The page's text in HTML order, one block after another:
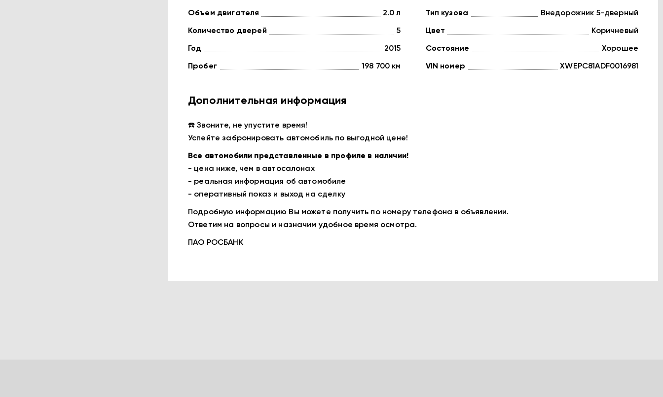
Объем двигателя 2.0 л
Количество дверей 5
Год 2015
Пробег 198 700 км
Тип кузова Внедорожник 5-дверный
Цвет Коричневый
Состояние Хорошее
VIN номер XWEPC81ADF0016981
Дополнительная информация
☎️ Звоните, не упустите время!
Успейте забронировать автомобиль по выгодной цене!
Все автомобили представленные в профиле в наличии!
- цена ниже, чем в автосалонах
- реальная информация об автомобиле
- оперативный показ и выход на сделку
Подробную информацию Вы можете получить по номеру телефона в объявлении.
Ответим на вопросы и назначим удобное время осмотра.
ПАО РОСБАНК